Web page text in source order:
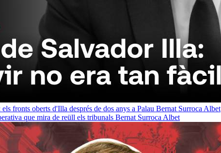
fronts oberts d'Illa després de dos anys a Palau Bernat Surroca Albet
que mira de reüll els tribunals Bernat Surroca Albet